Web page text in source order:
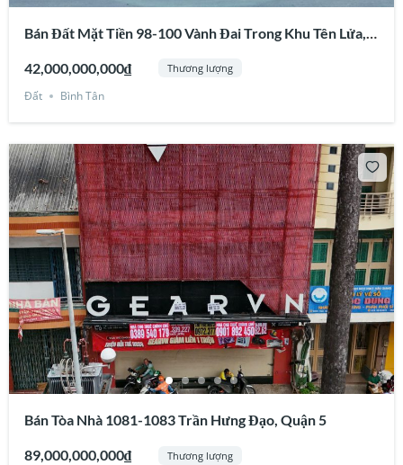
Bán Đất Mặt Tiền 98-100 Vành Đai Trong Khu Tên Lửa,
42,000,000,000₫ Thương lượng
Đất Bình Tân
Bán Tòa Nhà 1081-1083 Trần Hưng Đạo, Quận 5
89,000,000,000₫ Thương lượng